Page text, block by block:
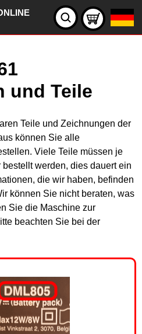
und Teile
Teile und Zeichnungen der
können Sie alle
Viele Teile müssen je
werden, dies dauert ein
die wir haben, befinden
können Sie nicht beraten, was
Sie die Maschine zur
beachten Sie bei der